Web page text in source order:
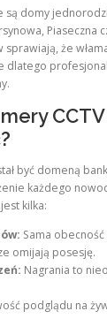
są domy
Piaseczna
sprawiają, że
dlatego
być domeną
każdego
kilka:
Sama
omijają posesję.
Nagrania to
podglądu na